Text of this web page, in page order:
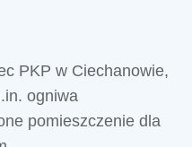
PKP w Ciechanowie,
ogniwa
pomieszczenie dla